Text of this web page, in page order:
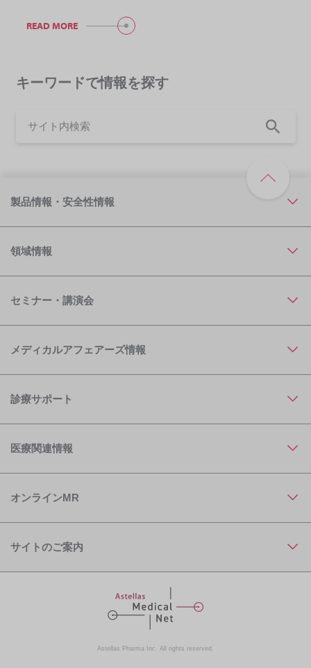
READ MORE
キーワードで情報を探す
製品情報・安全性情報
領域情報
セミナー・講演会
メディカルアフェアーズ情報
診療サポート
医療関連情報
オンラインMR
サイトのご案内
Astellas Pharma Inc. All rights reserved.